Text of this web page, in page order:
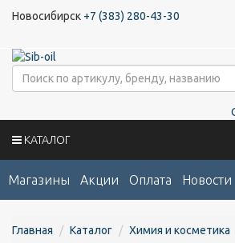
Новосибирск +7 (383) 280-43-30
КАТАЛОГ
Магазины Акции Оплата Новости
Главная Каталог Химия и косметика